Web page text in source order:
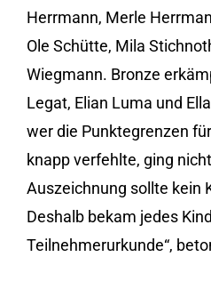
Herrmann, Merle
Ole Schütte, Mila
Wiegmann. Bronze
Legat, Elian Luma und
wer die Punktegrenzen
knapp verfehlte, ging
Auszeichnung sollte kein
Deshalb bekam jedes
Teilnehmerurkunde“,